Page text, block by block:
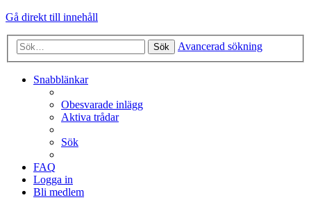
Gå direkt till innehåll
Sök Avancerad sökning
Snabblänkar
Obesvarade inlägg
Aktiva trådar
Sök
FAQ
Logga in
Bli medlem